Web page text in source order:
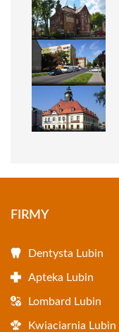
FIRMY
Dentysta Lubin
Apteka Lubin
Lombard Lubin
Kwiaciarnia Lubin